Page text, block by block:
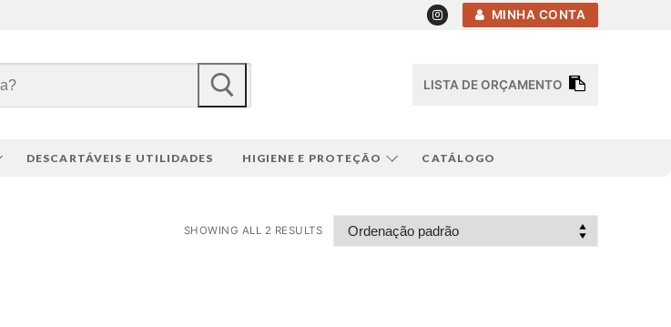
MINHA CONTA
LISTA DE ORÇAMENTO
DESCARTÁVEIS E UTILIDADES HIGIENE E PROTEÇÃO CATÁLOGO
SHOWING ALL 2 RESULTS